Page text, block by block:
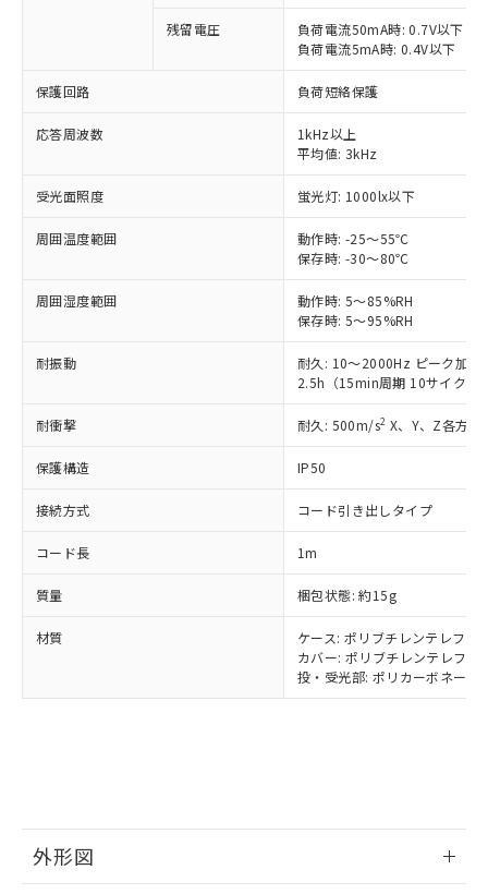
残留電圧
負荷電流50mA時: 0.7V以下
負荷電流5mA時: 0.4V以下
保護回路 負荷短絡保護
応答周波数
1kHz以上
平均値: 3kHz
受光面照度 蛍光灯: 1000lx以下
周囲温度範囲
動作時: -25～55℃
保存時: -30～80℃
周囲湿度範囲
動作時: 5～85%RH
保存時: 5～95%RH
耐振動
耐久: 10～2000Hz ピーク加
2.5h（15min周期 10サイクル
耐衝撃 耐久: 500m/s2 X、Y、Z各方向
保護構造 IP50
接続方式 コード引き出しタイプ
コード長 1m
質量 梱包状態: 約15g
材質
ケース: ポリブチレンテレフタ
カバー: ポリブチレンテレフタ
投・受光部: ポリカーボネート
外形図
ご利用条件
以下の条件をお読みいただき、同意のうえ
本サービスは、当社制御機器事業取扱
商品の当社在庫状況および標準価格
(税抜)を提供させていただくもので
当社制御機器事業取扱商品の中には、
本サービスの対象外となる商品もある
ことをご了承ください。
在庫状況および標準価格照会結果は、
記載している更新日時点での社内デー
タに基づき作成されるものであり、閲
覧された時点での実際の在庫および標
準価格とは異なる場合があることをご
様のお取引先、またはお客様担当のオ
ムロン制御機器販売店・当社販売員に
オムロン制御機器販売店や当社販売拠
販売ネットワーク
」をご確認
在庫状況および標準価格結果を当社の
事前の承諾なく第三者に漏洩または開
示しないようお願いします。
マイパーツ機能（部品リスト作成サー
および当社の共同利用者が、当社の製
対応予定：EU RoHS指令（10物質）の非含
有に対応した製品に切り替える予定のある
対応予定なし：EU RoHS指令（10物質）の
非含有に非対応の商品で、対応品を出す予
定はありません。
調査・確認中：EU RoHS指令（10物質）の
非含有の対応状況を調査中または確認中の
商品です。
非該当品：ライセンス料など無形物で、有
害物質有無と関係のない商品です。
仕入先様の事情により、非含有部品として
いたものが、含有品と判明した場合などや
むを得ず変更することがあります。
鉛(Pb) 1000ppm以下、 水銀(Hg) 1000ppm以下、 カド
六価クロム(Cr(Ⅵ)) 1000ppm以下、ポリ臭化ビフェニル
類(PBB) 1000ppm以下、ポリ臭化ジフェニルエーテル類
(PBDE) 1000ppm以下、フタル酸ビス(2-エチルヘキシ
ル) (DEHP)(別名：DOP) 1000ppm以下、フタル酸ブチ
ルベンジル（BBP） 1000ppm以下、フタル酸ジブチル
（DBP） 1000ppm以下、フタル酸ジイソブチル
(DIBP) 1000ppm以下
但し、RoHS指令で産業用監視および制御機器に対する
フタル酸エステル類の４物質については閾値を超える意
部品在庫の切り替え状況などにより、予定
月が前後することがあります。
とができます。
「○」：最大均質材料含有率が中国RoHSの
基準値以下であることを示します。
「×」：最大均質材料含有率が中国RoHSの
基準値を超えていることを示します。
「－」：未確認です。当社販売部門へお問
*中国RoHS10物質の基準値 (GB/T26572)：
Pb(鉛) :1000ppm、 Hg(水銀) : 1000ppm、 Cd(カドミウ
Cr(Ⅵ)(六価クロム) : 1000ppm、 PBBs(ポリ臭化ビフェ
DBP(フタル酸ジブチル) : 1000ppm、 DIBP(フタル酸ジ
イソブチル) : 1000ppm、 BBP(フタル酸ブチルベンジ
ル) : 1000ppm、
DEHP(フタル酸ビス(2-エチルヘキシル)) : 1000ppm
「ｅ」：有害物質（10物質）のすべてが基
準値以下であることを示します。
「10」：通常の使用状況下において有害物
質が外部に漏えいし、環境に深刻な影響を
当社は、これら貴社製品のうち、外国
為替および外国貿易法に定める商品
（以下｢規制貨物等」という）を輸出
または国外への提供する場合は、日本
国政府の輸出許可(または役務取引許
可)を取得するなどの必要な手続きを
当社は規制貨物を破棄する場合は、完
全に破砕するなど、違法に輸出されな
いよう必要な手段を講じます。
当社は貴社製品を、核兵器、ミサイ
武器並びにこれらの製造装置等に一切
当社は、貴社製品を第三者に販売する
場合は、上記1、2および3の内容を当
該第三者に通知します。また当社は、
販売先および販売に係わる関係者が違
法に輸出するおそれがある場合は、取
一定数以上の在庫あり
一定数には満たないが在庫あり
在庫なし(最新の在庫状況につ
いては、お客様のお取引先、ま
たはお客様担当のオムロン制御
機器販売店・当社販売員にご確
受注生産機種、また在庫状況の